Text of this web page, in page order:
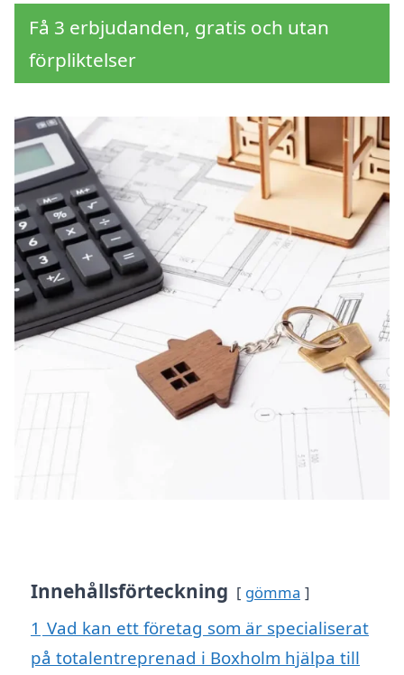
Få 3 erbjudanden, gratis och utan
förpliktelser
Innehållsförteckning gömma
1 Vad kan ett företag som är specialiserat
på totalentreprenad i Boxholm hjälpa till